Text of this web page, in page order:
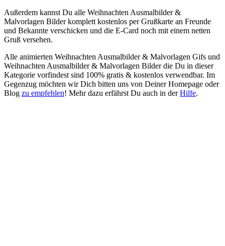
Außerdem kannst Du alle Weihnachten Ausmalbilder &
Malvorlagen Bilder komplett kostenlos per Grußkarte an Freunde
und Bekannte verschicken und die E-Card noch mit einem netten
Gruß versehen.
Alle animierten Weihnachten Ausmalbilder & Malvorlagen Gifs und
Weihnachten Ausmalbilder & Malvorlagen Bilder die Du in dieser
Kategorie vorfindest sind 100% gratis & kostenlos verwendbar. Im
Gegenzug möchten wir Dich bitten uns von Deiner Homepage oder
Blog zu empfehlen! Mehr dazu erfährst Du auch in derHilfe.